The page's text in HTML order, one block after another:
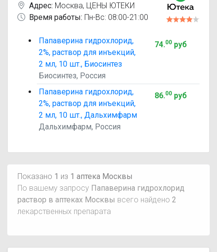
Адрес: Москва, ЦЕНЫ ЮТЕКИ
Время работы: Пн-Вс: 08:00-21:00
Папаверина гидрохлорид,
2%, раствор для инъекций,
2 мл, 10 шт., Биосинтез
Биосинтез, Россия
74.00руб
Папаверина гидрохлорид,
2%, раствор для инъекций,
2 мл, 10 шт., Дальхимфарм
Дальхимфарм, Россия
86.00руб
Показано 1 из 1 аптека Москвы
По вашему запросу Папаверина гидрохлорид
раствор в аптеках Москвы всего найдено 2
лекарственных препарата